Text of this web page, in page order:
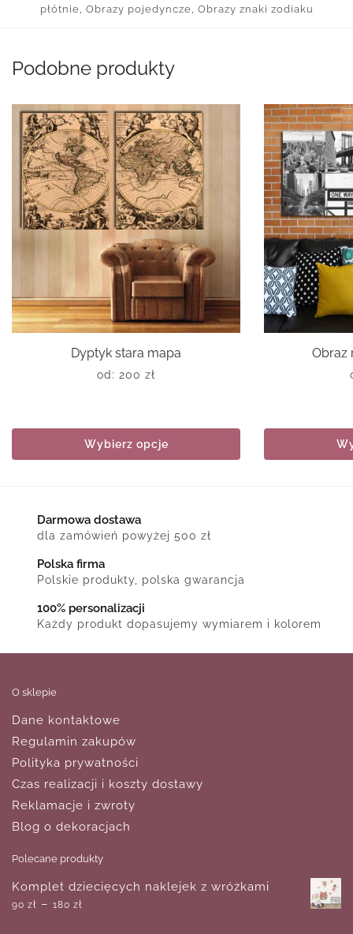
płótnie, Obrazy pojedyncze, Obrazy znaki zodiaku
Podobne produkty
Dyptyk stara mapa
od: 200 zł
Wybierz opcje
Obraz
Darmowa dostawa
dla zamówień powyżej 500 zł
Polska firma
Polskie produkty, polska gwarancja
100% personalizacji
Każdy produkt dopasujemy wymiarem i kolorem
O sklepie
Dane kontaktowe
Regulamin zakupów
Polityka prywatności
Czas realizacji i koszty dostawy
Reklamacje i zwroty
Blog o dekoracjach
Polecane produkty
Komplet dziecięcych naklejek z wróżkami
90 zł – 180 zł